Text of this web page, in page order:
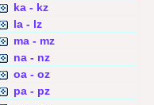
ka - kz
la - lz
ma - mz
na - nz
oa - oz
pa - pz